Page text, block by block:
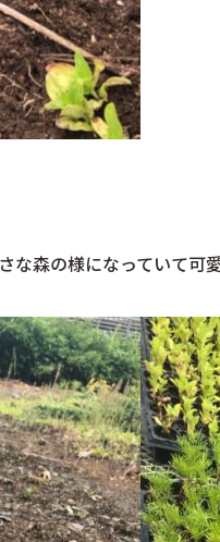
な森の様になっていて可